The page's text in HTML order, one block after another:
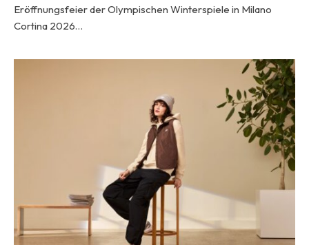
Eröffnungsfeier der Olympischen Winterspiele in Milano
Cortina 2026…